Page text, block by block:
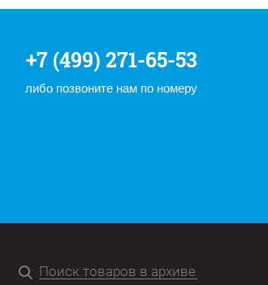
+7 (499) 271-65-53
либо позвоните нам по номеру